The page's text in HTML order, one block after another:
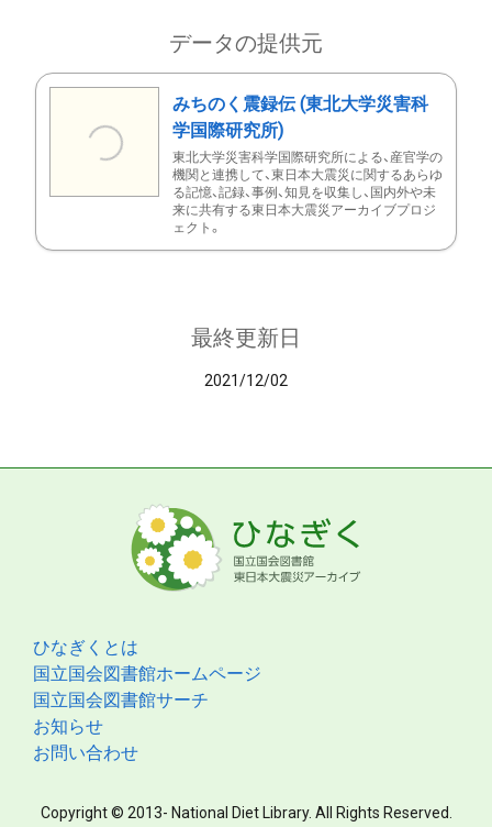
データの提供元
みちのく震録伝 (東北大学災害科
学国際研究所)
東北大学災害科学国際研究所による、産官学の
機関と連携して、東日本大震災に関するあらゆ
る記憶、記録、事例、知見を収集し、国内外や未
来に共有する東日本大震災アーカイブプロジ
ェクト。
最終更新日
2021/12/02
ひなぎくとは
国立国会図書館ホームページ
国立国会図書館サーチ
お知らせ
お問い合わせ
Copyright © 2013- National Diet Library. All Rights Reserved.